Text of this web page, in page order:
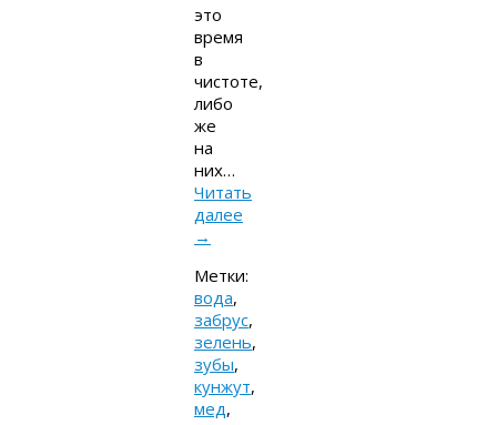
это
время
в
чистоте,
либо
же
на
них…
Читать
далее
→
Метки:
вода,
забрус,
зелень,
зубы,
кунжут,
мед,